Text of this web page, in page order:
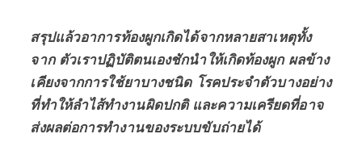
สรุปแล้วอาการท้องผูกเกิดได้จากหลายสาเหตุทั้ง
จาก ตัวเราปฏิบัติตนเองชักนำให้เกิดท้องผูก ผลข้าง
เคียงจากการใช้ยาบางชนิด โรคประจำตัวบางอย่าง
ที่ทำให้ลำไส้ทำงานผิดปกติ และความเครียดที่อาจ
ส่งผลต่อการทำงานของระบบขับถ่ายได้